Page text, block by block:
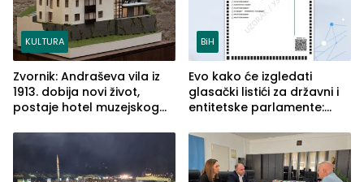
KULTURA
Zvornik: Andraševa vila iz
1913. dobija novi život,
postaje hotel muzejskog
BiH
Evo kako će izgledati
glasački listići za državni i
entitetske parlamente:
vidljive na njima